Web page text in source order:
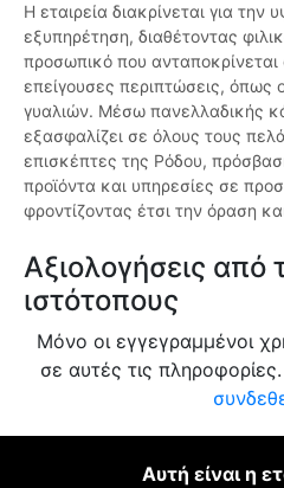
Η εταιρεία διακρίνεται για την
εξυπηρέτηση, διαθέτοντας
προσωπικό που
επείγουσες περιπτώσεις, όπως
γυαλιών. Μέσω πανελλαδικής
εξασφαλίζει σε όλους τους
επισκέπτες της Ρόδου,
προϊόντα και υπηρεσίες σε
φροντίζοντας έτσι την όραση
Αξιολογήσεις
ιστότοπους
Μόνο οι εγγεγραμμένοι
σε αυτές τις πληροφορίες.
Αυτή είναι η